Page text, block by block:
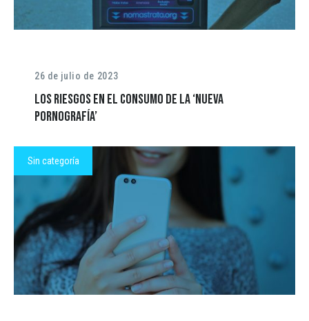
26 de julio de 2023
Los riesgos en el consumo de la ‘Nueva
pornografía’
Sin categoría